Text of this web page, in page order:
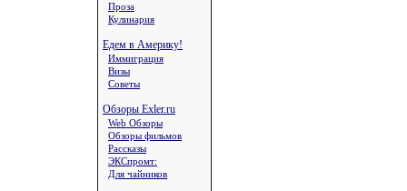
Проза
Кулинария
Едем в Америку!
Иммиграция
Визы
Советы
Обзоры Exler.ru
Web Обзоры
Обзоры фильмов
Рассказы
ЭКСпромт:
Для чайников